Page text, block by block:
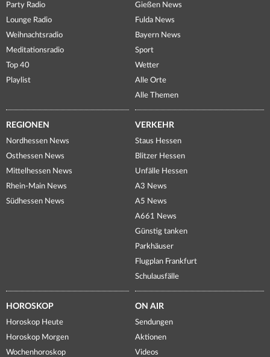
Party Radio
Lounge Radio
Weihnachtsradio
Meditationsradio
Top 40
Playlist
Gießen News
Fulda News
Bayern News
Sport
Wetter
Alle Orte
Alle Themen
REGIONEN
Nordhessen News
Osthessen News
Mittelhessen News
Rhein-Main News
Südhessen News
VERKEHR
Staus Hessen
Blitzer Hessen
Unfälle Hessen
A3 News
A5 News
A661 News
Günstig tanken
Parkhäuser
Flugplan Frankfurt
Schulausfälle
HOROSKOP
Horoskop Heute
Horoskop Morgen
Wochenhoroskop
ON AIR
Sendungen
Aktionen
Videos